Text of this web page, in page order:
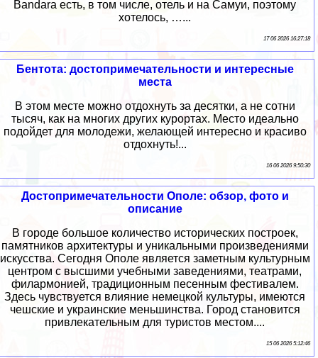
Bandara есть, в том числе, отель и на Самуи, поэтому
хотелось, …...
17 06 2026 16:27:18
Бентота: достопримечательности и интересные
места
В этом месте можно отдохнуть за десятки, а не сотни
тысяч, как на многих других курортах. Место идеально
подойдет для молодежи, желающей интересно и красиво
отдохнуть!...
16 06 2026 9:50:30
Достопримечательности Ополе: обзор, фото и
описание
В городе большое количество исторических построек,
памятников архитектуры и уникальными произведениями
искусства. Сегодня Ополе является заметным культурным
центром с высшими учебными заведениями, театрами,
филармонией, традиционным песенным фестивалем.
Здесь чувствуется влияние немецкой культуры, имеются
чешские и украинские меньшинства. Город становится
привлекательным для туристов местом....
15 06 2026 5:12:46